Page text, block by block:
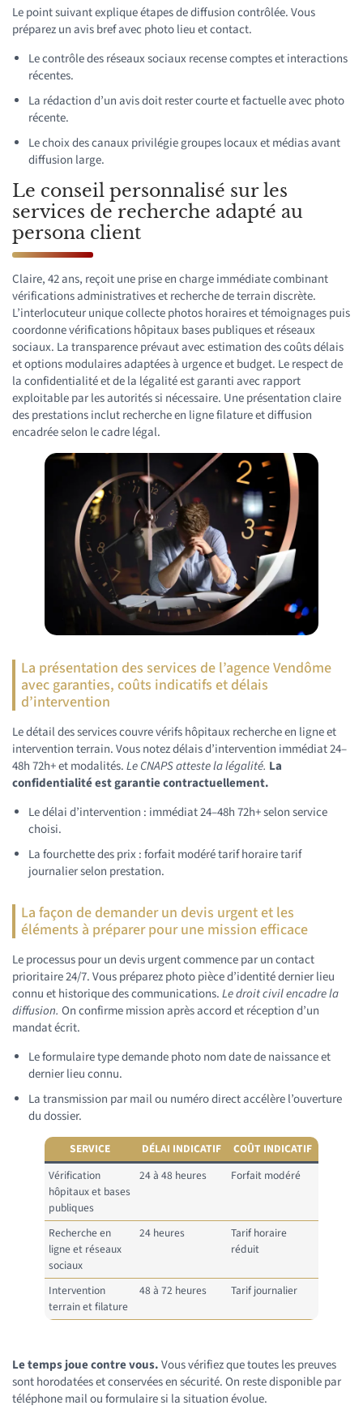
Le point suivant explique étapes de diffusion contrôlée. Vous
préparez un avis bref avec photo lieu et contact.
Le contrôle des réseaux sociaux recense comptes et interactions
récentes.
La rédaction d’un avis doit rester courte et factuelle avec photo
récente.
Le choix des canaux privilégie groupes locaux et médias avant
diffusion large.
Le conseil personnalisé sur les
services de recherche adapté au
persona client
Claire, 42 ans, reçoit une prise en charge immédiate combinant
vérifications administratives et recherche de terrain discrète.
L’interlocuteur unique collecte photos horaires et témoignages puis
coordonne vérifications hôpitaux bases publiques et réseaux
sociaux. La transparence prévaut avec estimation des coûts délais
et options modulaires adaptées à urgence et budget. Le respect de
la confidentialité et de la légalité est garanti avec rapport
exploitable par les autorités si nécessaire. Une présentation claire
des prestations inclut recherche en ligne filature et diffusion
encadrée selon le cadre légal.
La présentation des services de l’agence Vendôme
avec garanties, coûts indicatifs et délais
d’intervention
Le détail des services couvre vérifs hôpitaux recherche en ligne et
intervention terrain. Vous notez délais d’intervention immédiat 24–
48h 72h+ et modalités.Le CNAPS atteste la légalité. La
confidentialité est garantie contractuellement.
Le délai d’intervention : immédiat 24–48h 72h+ selon service
choisi.
La fourchette des prix : forfait modéré tarif horaire tarif
journalier selon prestation.
La façon de demander un devis urgent et les
éléments à préparer pour une mission efficace
Le processus pour un devis urgent commence par un contact
prioritaire 24/7. Vous préparez photo pièce d’identité dernier lieu
connu et historique des communications.Le droit civil encadre la
diffusion. On confirme mission après accord et réception d’un
mandat écrit.
Le formulaire type demande photo nom date de naissance et
dernier lieu connu.
La transmission par mail ou numéro direct accélère l’ouverture
du dossier.
SERVICE DÉLAI INDICATIF
COÛT INDICATIF
Vérification
hôpitaux et bases
publiques
24 à 48 heures Forfait modéré
Recherche en
ligne et réseaux
sociaux
24 heures
Tarif horaire
réduit
Intervention
terrain et filature
48 à 72 heures Tarif journalier
Le temps joue contre vous.Vous vérifiez que toutes les preuves
sont horodatées et conservées en sécurité. On reste disponible par
téléphone mail ou formulaire si la situation évolue.